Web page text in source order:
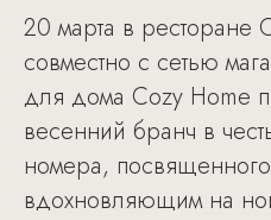
20 марта в ресторане
совместно с сетью
для дома Cozy Home
весенний бранч в
номера,
вдохновляющим на